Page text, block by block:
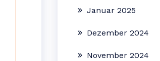
Januar 2025
Dezember 2024
November 2024